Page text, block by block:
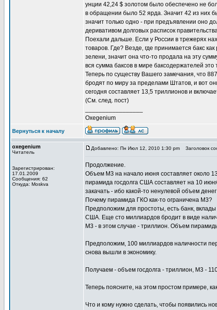
унции 42,24 $ золотом было обеспечено не
в обращении было 52 ярда. Значит 42 из них
значит только одно - при предъявлении оно
деривативом долговых расписок
Поехали дальше. Если у России в трежерях
товаров. Где? Везде, где принимается бакс
зелени, значит она что-то продала на эту
вся сумма баксов в мире баксодержателей
Теперь по существу Вашего замечания, что
бродят по миру за пределами Штатов, и вот
сегодня составляет 13,5 триллионов и
(См. след. пост)
Oxegenium
Вернуться к началу
oxegenium
Читатель
Зарегистрирован:
17.01.2009
Сообщения: 62
Откуда: Moskva
Добавлено: Пн Июл 12, 2010 1:30 pm Заголовок
Продолжение.
Объем M3 на начало июня составляет около
пирамида госдолга США составляет на 10
закачать - ибо какой-то ненулевой объем
Почему пирамида ГКО как-то ограничена M3?
Предположим для простоты, есть банк,
США. Еще сто миллиардов бродит в виде
М3 - в этом случае - триллион. Объем
Предположим, 100 миллиардов наличности
снова вышли в экономику.
Получаем - объем госдолга - триллион, М3 -
Теперь поясните, на этом простом примере,
Что и кому нужно сделать, чтобы появились